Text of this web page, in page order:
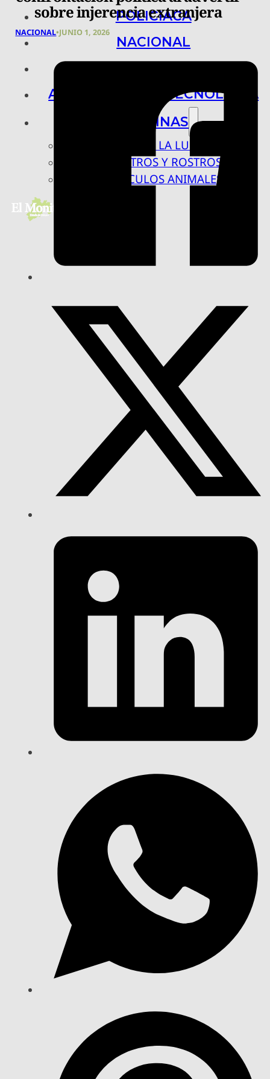
POLICIACA
NACIONAL
ARTE, CIENCIA Y TECNOLOGÍA
COLUMNAS
BAJO LA LUPA
RASTROS Y ROSTROS
VÍNCULOS ANIMALES
sobre injerencia extranjera
NACIONAL•JUNIO 1, 2026